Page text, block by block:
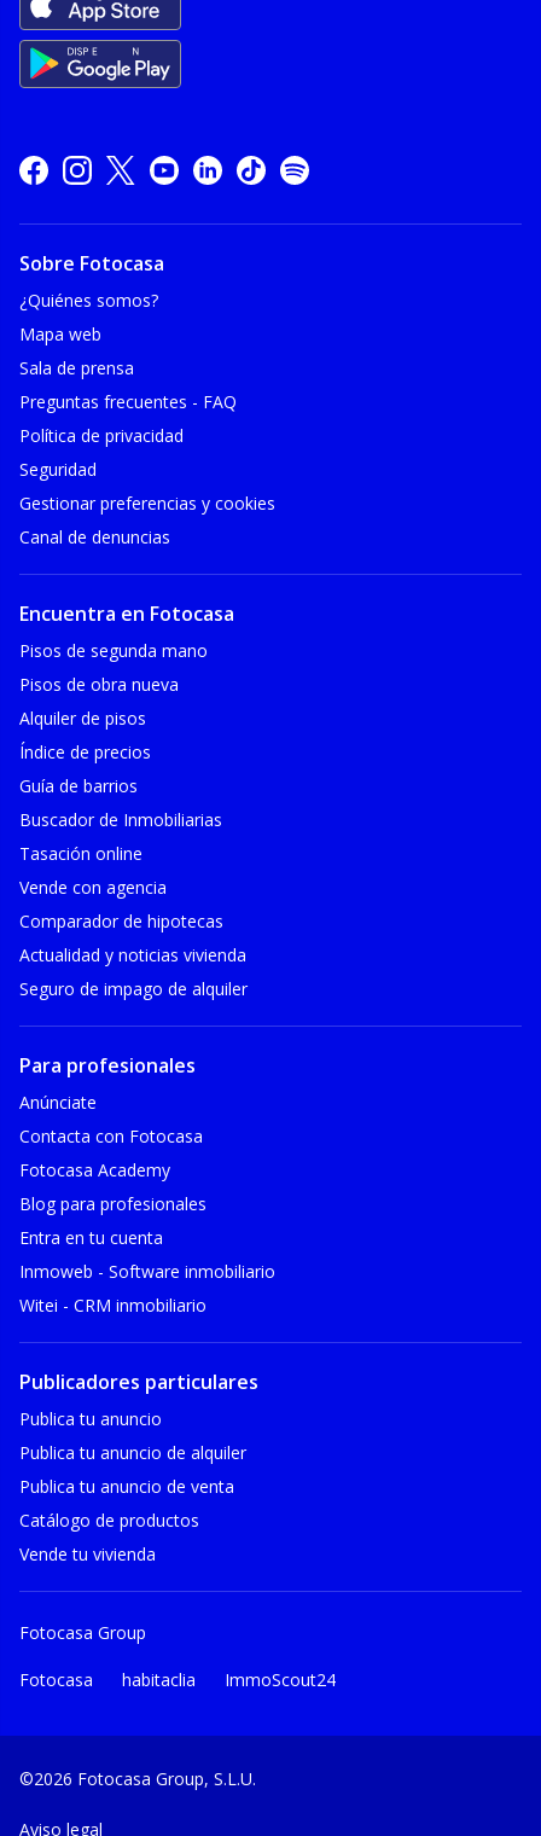
Sobre Fotocasa
¿Quiénes somos?
Mapa web
Sala de prensa
Preguntas frecuentes - FAQ
Política de privacidad
Seguridad
Gestionar preferencias y cookies
Canal de denuncias
Encuentra en Fotocasa
Pisos de segunda mano
Pisos de obra nueva
Alquiler de pisos
Índice de precios
Guía de barrios
Buscador de Inmobiliarias
Tasación online
Vende con agencia
Comparador de hipotecas
Actualidad y noticias vivienda
Seguro de impago de alquiler
Para profesionales
Anúnciate
Contacta con Fotocasa
Fotocasa Academy
Blog para profesionales
Entra en tu cuenta
Inmoweb - Software inmobiliario
Witei - CRM inmobiliario
Publicadores particulares
Publica tu anuncio
Publica tu anuncio de alquiler
Publica tu anuncio de venta
Catálogo de productos
Vende tu vivienda
Fotocasa Group
Fotocasa habitaclia ImmoScout24
©2026 Fotocasa Group, S.L.U.
Aviso legal